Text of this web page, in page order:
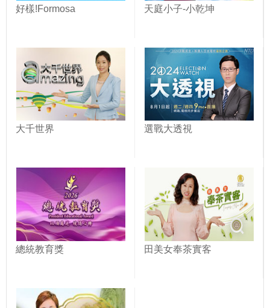
好樣!Formosa 天庭小子-小乾坤
大千世界 選戰大透視
總統教育獎 田美女奉茶實客